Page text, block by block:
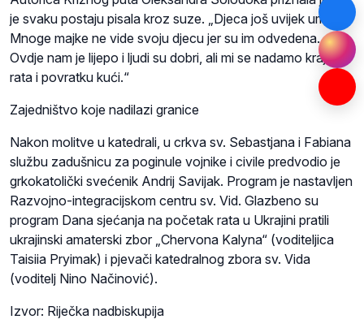
je svaku postaju pisala kroz suze. „Djeca još uvijek umiru.
Mnoge majke ne vide svoju djecu jer su im odvedena.
Ovdje nam je lijepo i ljudi su dobri, ali mi se nadamo kraju
rata i povratku kući.“
Zajedništvo koje nadilazi granice
Nakon molitve u katedrali, u crkva sv. Sebastjana i Fabiana
službu zadušnicu za poginule vojnike i civile predvodio je
grkokatolički svećenik Andrij Savijak. Program je nastavljen
Razvojno-integracijskom centru sv. Vid. Glazbeno su
program Dana sjećanja na početak rata u Ukrajini pratili
ukrajinski amaterski zbor „Chervona Kalyna“ (voditeljica
Taisiia Pryimak) i pjevači katedralnog zbora sv. Vida
(voditelj Nino Načinović).
Izvor: Riječka nadbiskupija